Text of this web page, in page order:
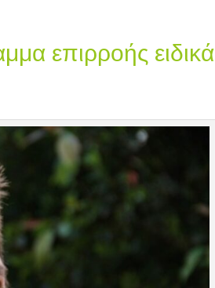
επιρροής ειδικά